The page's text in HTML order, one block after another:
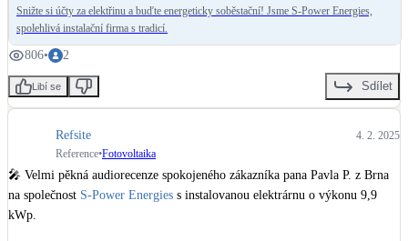
Snižte si účty za elektřinu a buďte energeticky soběstační! Jsme S-Power Energies,
spolehlivá instalační firma s tradicí.
806• 2
Libí se Sdílet
Refsite
4. 2. 2025
Reference•Fotovoltaika
🎤 Velmi pěkná audiorecenze spokojeného zákazníka pana Pavla P. z Brna
na společnost S-Power Energies s instalovanou elektrárnu o výkonu 9,9
kWp.